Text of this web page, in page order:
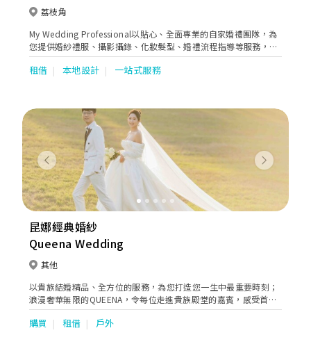
Seasons 四季薈
荔枝角
My Wedding Professional以貼心、全面專業的自家婚禮團隊，為
您提供婚紗禮服、攝影攝錄、化妝髮型、婚禮流程指導等服務，讓
您以最完美姿態享受甜蜜難忘的婚禮。
租借 本地設計 一站式服務
Previous Next
昆娜經典婚紗
Queena Wedding
其他
以貴族結婚精品、全方位的服務，為您打造您一生中最重要時刻；
浪漫奢華無限的QUEENA，令每位走進貴族殿堂的嘉賓，感受首席
般尊爵禮遇，真正做到全方位、面面俱到的服務，讓您深感信賴和
寵愛！嚴謹專業御用團隊，我們誠心締造讓新人安心、家人放心、
購買 租借 戶外